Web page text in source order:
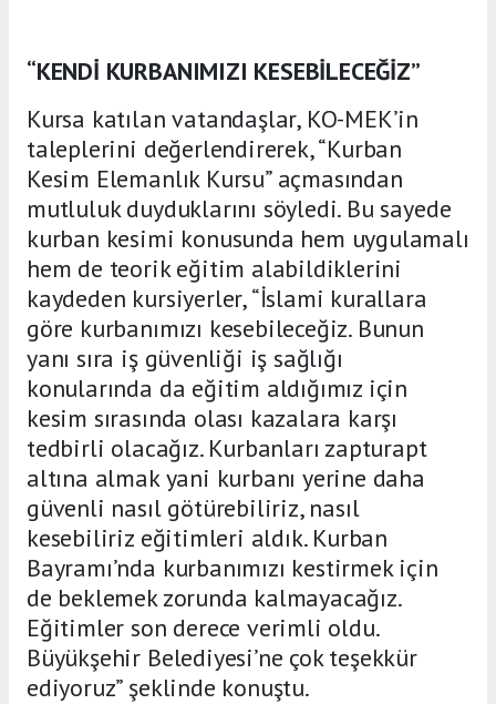
“KENDİ KURBANIMIZI KESEBİLECEĞİZ”
Kursa katılan vatandaşlar, KO-MEK’in
taleplerini değerlendirerek, “Kurban
Kesim Elemanlık Kursu” açmasından
mutluluk duyduklarını söyledi. Bu sayede
kurban kesimi konusunda hem uygulamalı
hem de teorik eğitim alabildiklerini
kaydeden kursiyerler, “İslami kurallara
göre kurbanımızı kesebileceğiz. Bunun
yanı sıra iş güvenliği iş sağlığı
konularında da eğitim aldığımız için
kesim sırasında olası kazalara karşı
tedbirli olacağız. Kurbanları zapturapt
altına almak yani kurbanı yerine daha
güvenli nasıl götürebiliriz, nasıl
kesebiliriz eğitimleri aldık. Kurban
Bayramı’nda kurbanımızı kestirmek için
de beklemek zorunda kalmayacağız.
Eğitimler son derece verimli oldu.
Büyükşehir Belediyesi’ne çok teşekkür
ediyoruz” şeklinde konuştu.